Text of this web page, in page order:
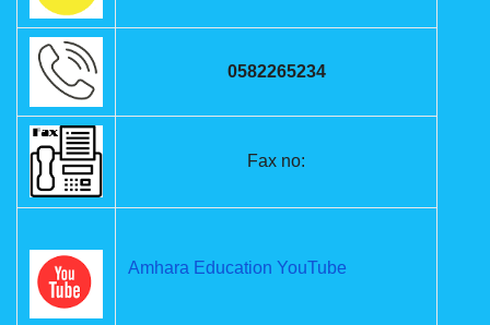
0582265234
Fax no:
Amhara Education YouTube